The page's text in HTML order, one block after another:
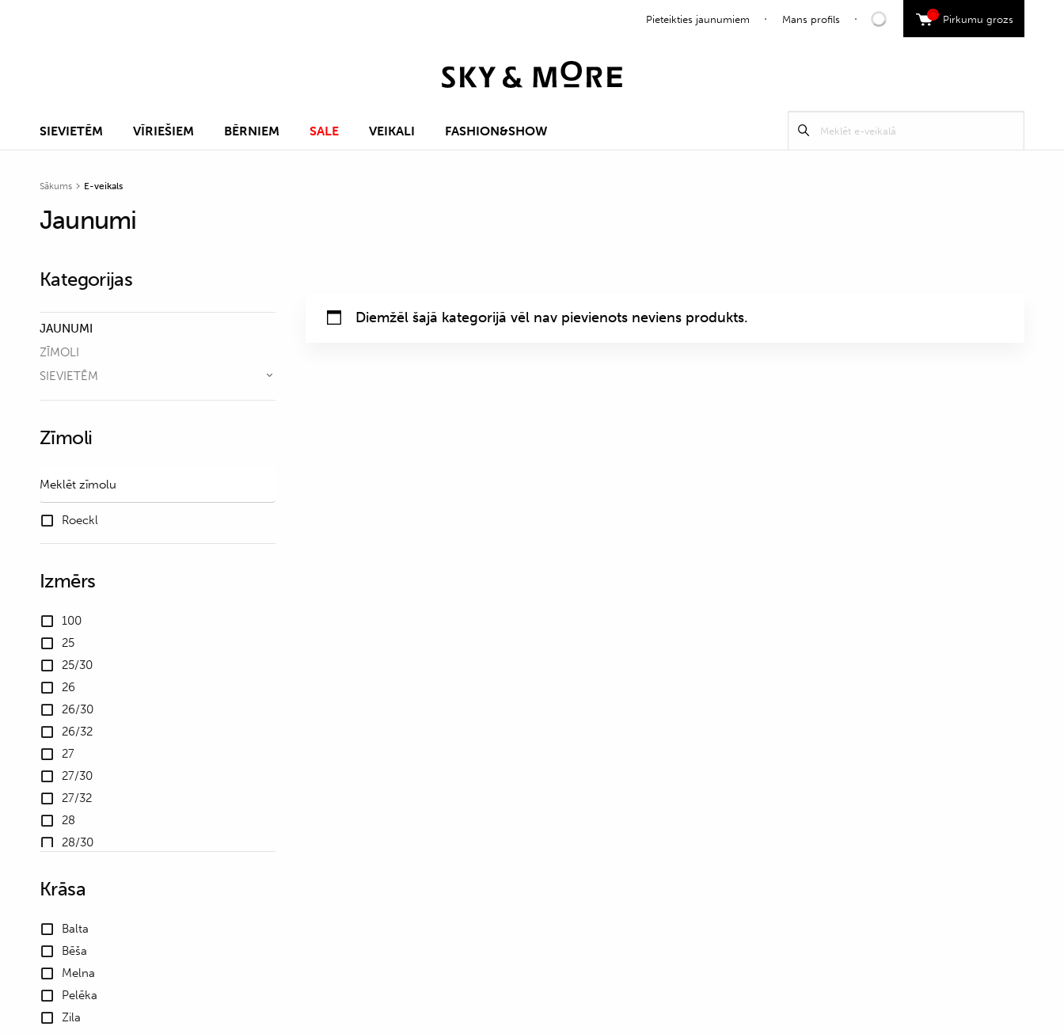
Pieteikties jaunumiem Mans profils Pirkumu grozs
0
SIEVIETĒM VĪRIEŠIEM BĒRNIEM SALE VEIKALI FASHION&SHOW Meklēt
Sākums E-veikals
Jaunumi
Diemžēl šajā kategorijā vēl nav pievienots neviens produkts.
Kategorijas
JAUNUMI
ZĪMOLI
SIEVIETĒM
Zīmoli
Roeckl
Izmērs
100
25
25/30
26
26/30
26/32
27
27/30
27/32
28
28/30
29
29/32
30
30/30
30/32
36
Krāsa
Balta
Bēša
Melna
Pelēka
Zila